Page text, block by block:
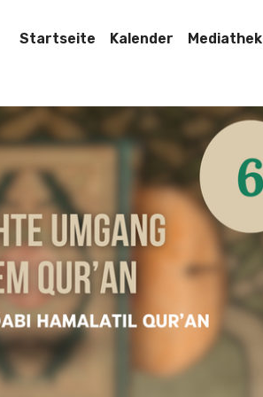
Startseite Kalender Mediathek